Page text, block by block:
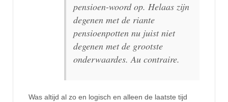
pensioen-woord op. Helaas zijn
degenen met de riante
pensioenpotten nu juist niet
degenen met de grootste
onderwaardes. Au contraire.
Was altijd al zo en logisch en alleen de laatste tijd